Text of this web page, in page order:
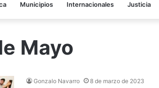
Municipios Internacionales Justicia
Mayo
Gonzalo Navarro 8 de marzo de 2023